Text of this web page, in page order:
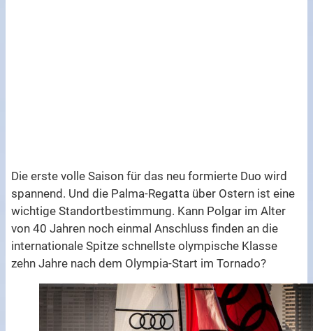
Die erste volle Saison für das neu formierte Duo wird
spannend. Und die Palma-Regatta über Ostern ist eine
wichtige Standortbestimmung. Kann Polgar im Alter
von 40 Jahren noch einmal Anschluss finden an die
internationale Spitze schnellste olympische Klasse
zehn Jahre nach dem Olympia-Start im Tornado?